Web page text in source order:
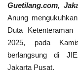
Pekerja Migran
Ekonomi
Pendidikan
Guetilang.com,
Anung
Duta
2025, pada
berlangsung di
Jakarta Pusat.